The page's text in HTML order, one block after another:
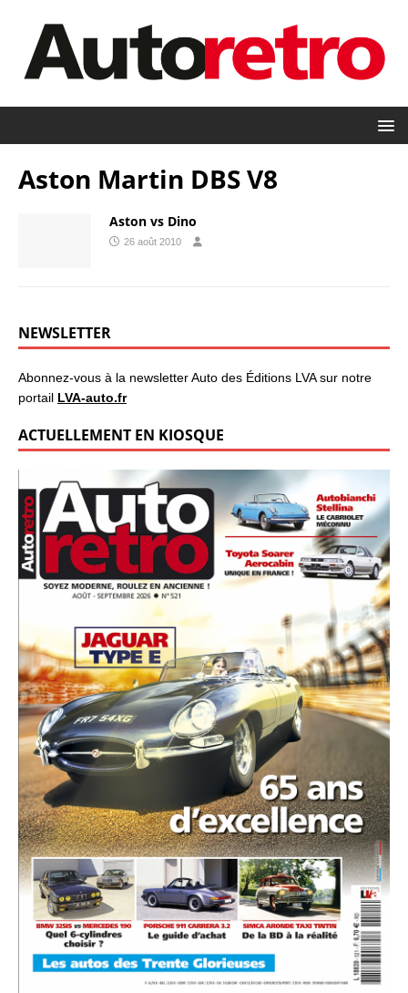
Aston Martin DBS V8
Aston vs Dino
26 août 2010
NEWSLETTER
Abonnez-vous à la newsletter Auto des Éditions LVA sur notre
portail LVA-auto.fr
ACTUELLEMENT EN KIOSQUE